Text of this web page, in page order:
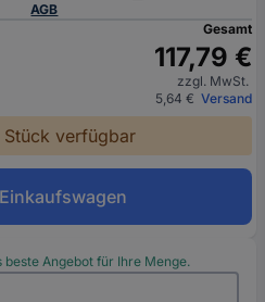
AGB
Gesamt
117,79 €
zzgl. MwSt.
5,64 € Versand
verfügbar
beste Angebot für Ihre Menge.